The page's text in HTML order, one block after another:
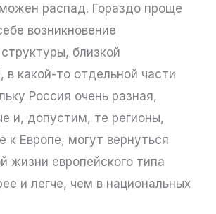
распад. Гораздо проще
возникновение
близкой
в какой-то отдельной части
Россия очень разная,
и, допустим, те регионы,
к Европе, могут вернуться
жизни европейского типа
и легче, чем в национальных